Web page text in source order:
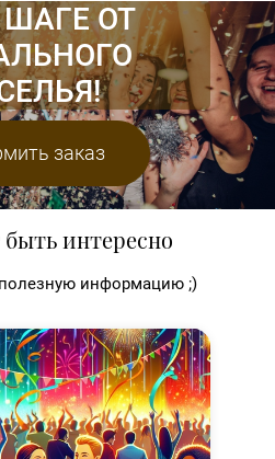
ОТ
заказ
интересно
информацию ;)